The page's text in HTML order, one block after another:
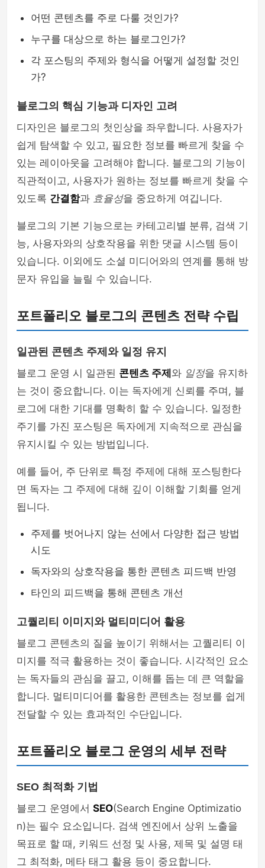
어떤 콘텐츠를 주로 다룰 것인가?
누구를 대상으로 하는 블로그인가?
각 포스팅의 주제와 형식을 어떻게 설정할 것인
가?
블로그의 핵심 기능과 디자인 고려
디자인은 블로그의 첫인상을 좌우합니다. 사용자가
쉽게 탐색할 수 있고, 필요한 정보를 빠르게 찾을 수
있는 레이아웃을 고려해야 합니다. 블로그의 기능이
직관적이고, 사용자가 원하는 정보를 빠르게 찾을 수
있도록 간결함과 효율성을 중요하게 여깁니다.
블로그의 기본 기능으로는 카테고리별 분류, 검색 기
능, 사용자와의 상호작용을 위한 댓글 시스템 등이
있습니다. 이외에도 소셜 미디어와의 연계를 통해 방
문자 유입을 늘릴 수 있습니다.
포트폴리오 블로그의 콘텐츠 전략 수립
일관된 콘텐츠 주제와 일정 유지
블로그 운영 시 일관된 콘텐츠 주제 와 일정을 유지하
는 것이 중요합니다. 이는 독자에게 신뢰를 주며, 블
로그에 대한 기대를 명확히 할 수 있습니다. 일정한
주기를 가진 포스팅은 독자에게 지속적으로 관심을
유지시킬 수 있는 방법입니다.
예를 들어, 주 단위로 특정 주제에 대해 포스팅한다
면 독자는 그 주제에 대해 깊이 이해할 기회를 얻게
됩니다.
주제를 벗어나지 않는 선에서 다양한 접근 방법
시도
독자와의 상호작용을 통한 콘텐츠 피드백 반영
타인의 피드백을 통해 콘텐츠 개선
고퀄리티 이미지와 멀티미디어 활용
블로그 콘텐츠의 질을 높이기 위해서는 고퀄리티 이
미지를 적극 활용하는 것이 좋습니다. 시각적인 요소
는 독자들의 관심을 끌고, 이해를 돕는 데 큰 역할을
합니다. 멀티미디어를 활용한 콘텐츠는 정보를 쉽게
전달할 수 있는 효과적인 수단입니다.
포트폴리오 블로그 운영의 세부 전략
SEO 최적화 기법
블로그 운영에서 SEO(Search Engine Optimizatio
n)는 필수 요소입니다. 검색 엔진에서 상위 노출을
목표로 할 때, 키워드 선정 및 사용, 제목 및 설명 태
그 최적화, 메타 태그 활용 등이 중요합니다.